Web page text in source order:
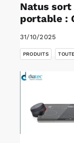
Natus sort
portable :
31/10/2025
PRODUITS
,